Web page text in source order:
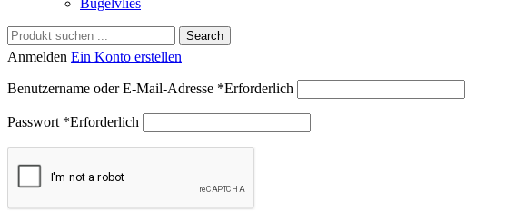
Bügelvlies
Search
Anmelden Ein Konto erstellen
Benutzername oder E-Mail-Adresse *Erforderlich
Passwort *Erforderlich